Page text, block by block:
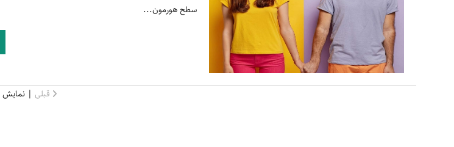
سطح هورمون...
قبلی | نمایش 10 رکورد از 1 تا 10 |